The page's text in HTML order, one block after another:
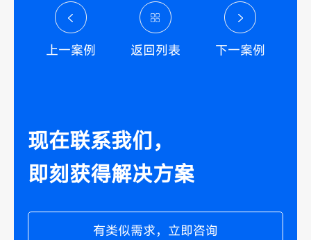
上一案例 返回列表 下一案例
现在联系我们，
即刻获得解决方案
有类似需求，立即咨询